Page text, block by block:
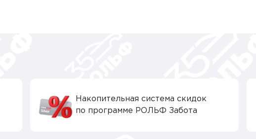
Накопительная система скидок
по программе РОЛЬФ Забота